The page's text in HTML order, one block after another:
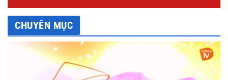
CHUYÊN MỤC